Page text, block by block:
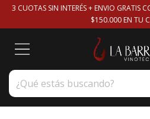
3 CUOTAS SIN INTERÉS + ENVIO GRATIS
$150.000 EN TU